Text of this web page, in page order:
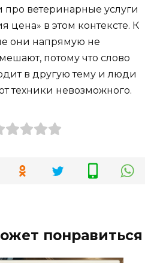
ветеринарные услуги
цена» в этом контексте. К
они напрямую не
потому что слово
в другую тему и люди
техники невозможного.
понравиться